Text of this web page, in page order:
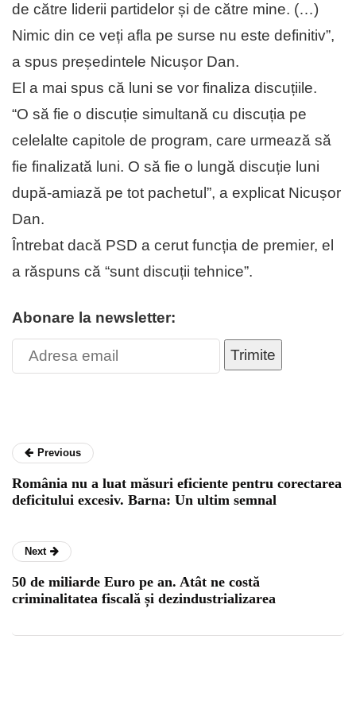
de către liderii partidelor și de către mine. (…)
Nimic din ce veți afla pe surse nu este definitiv”,
a spus președintele Nicușor Dan.
El a mai spus că luni se vor finaliza discuțiile.
“O să fie o discuție simultană cu discuția pe
celelalte capitole de program, care urmează să
fie finalizată luni. O să fie o lungă discuție luni
după-amiază pe tot pachetul”, a explicat Nicușor
Dan.
Întrebat dacă PSD a cerut funcția de premier, el
a răspuns că “sunt discuții tehnice”.
Abonare la newsletter:
Trimite
Previous
România nu a luat măsuri eficiente pentru corectarea
deficitului excesiv. Barna: Un ultim semnal
Next
50 de miliarde Euro pe an. Atât ne costă
criminalitatea fiscală și dezindustrializarea